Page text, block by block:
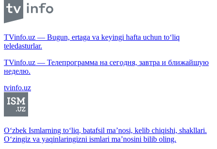
TVinfo.uz — Bugun, ertaga va keyingi hafta uchun to‘liq
teledasturlar.
TVinfo.uz — Телепрограмма на сегодня, завтра и ближайшую
неделю.
tvinfo.uz
O‘zbek Ismlarning to‘liq, batafsil ma’nosi, kelib chiqishi, shakllari.
O‘zingiz va yaqinlaringizni ismlari ma’nosini bilib oling.